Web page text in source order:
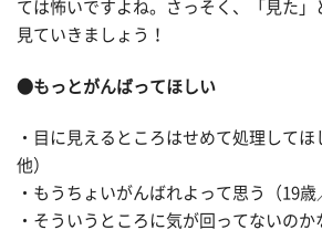
ては怖いですよね。さっそく、「見た」
見ていきましょう！
●もっとがんばってほしい
・目に見えるところはせめて処理してほ
他）
・もうちょいがんばれよって思う（19歳
・そういうところに気が回ってないのか